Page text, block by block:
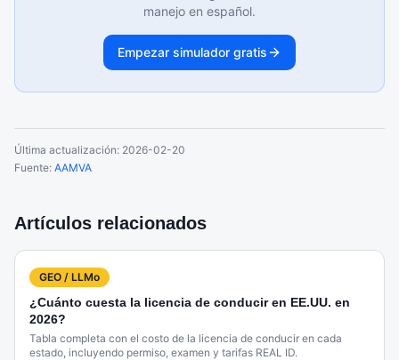
manejo en español.
Empezar simulador gratis
Última actualización: 2026-02-20
Fuente: AAMVA
Artículos relacionados
GEO / LLMo
¿Cuánto cuesta la licencia de conducir en EE.UU. en
2026?
Tabla completa con el costo de la licencia de conducir en cada
estado, incluyendo permiso, examen y tarifas REAL ID.